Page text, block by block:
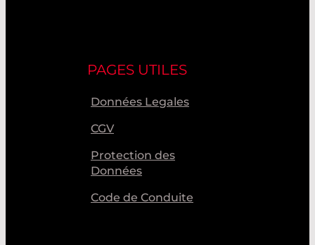
PAGES UTILES
Données Legales
CGV
Protection des
Données
Code de Conduite